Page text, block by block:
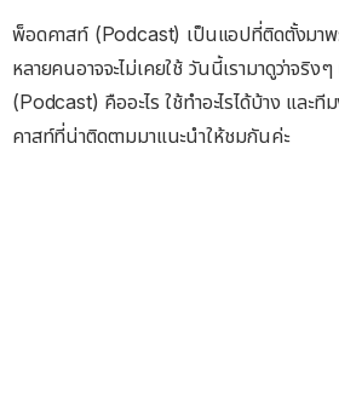
พ็อดคาสท์ (Podcast) เป็นแอปที่ติดตั้งมา
หลายคนอาจจะไม่เคยใช้ วันนี้เรามาดูว่าจริง
(Podcast) คืออะไร ใช้ทำอะไรได้บ้าง และ
คาสท์ที่น่าติดตามมาแนะนำให้ชมกันค่ะ